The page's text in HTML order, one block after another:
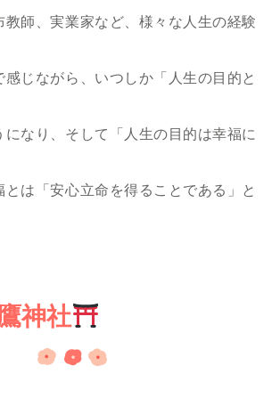
教師、実業家など、様々な人生の経験
感じながら、いつしか「人生の目的と
になり、そして「人生の目的は幸福に
とは「安心立命を得ることである」と
神社